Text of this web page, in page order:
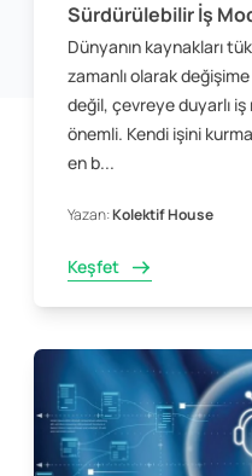
Sürdürülebilir İş
Dünyanın kaynakları
zamanlı olarak
değil, çevreye duyarlı
önemli. Kendi işini
en b...
Yazan:Kolektif House
Keşfet